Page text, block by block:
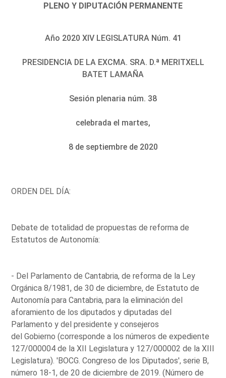
PLENO Y DIPUTACIÓN PERMANENTE
Año 2020 XIV LEGISLATURA Núm. 41
PRESIDENCIA DE LA EXCMA. SRA. D.ª MERITXELL
BATET LAMAÑA
Sesión plenaria núm. 38
celebrada el martes,
8 de septiembre de 2020
ORDEN DEL DÍA:
Debate de totalidad de propuestas de reforma de
Estatutos de Autonomía:
- Del Parlamento de Cantabria, de reforma de la Ley
Orgánica 8/1981, de 30 de diciembre, de Estatuto de
Autonomía para Cantabria, para la eliminación del
aforamiento de los diputados y diputadas del
Parlamento y del presidente y consejeros
del Gobierno (corresponde a los números de expediente
127/000004 de la XII Legislatura y 127/000002 de la XIII
Legislatura). 'BOCG. Congreso de los Diputados', serie B,
número 18-1, de 20 de diciembre de 2019. (Número de